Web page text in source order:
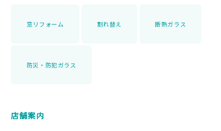
窓リフォーム 割れ替え 断熱ガラス
防災・防犯ガラス
店舗案内